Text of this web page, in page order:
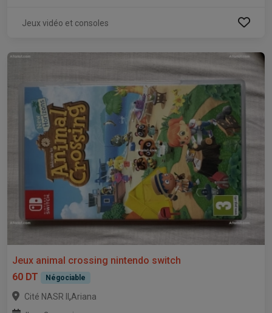
Jeux vidéo et consoles
Jeux animal crossing nintendo switch
60 DT
Négociable
Cité NASR II ,Ariana